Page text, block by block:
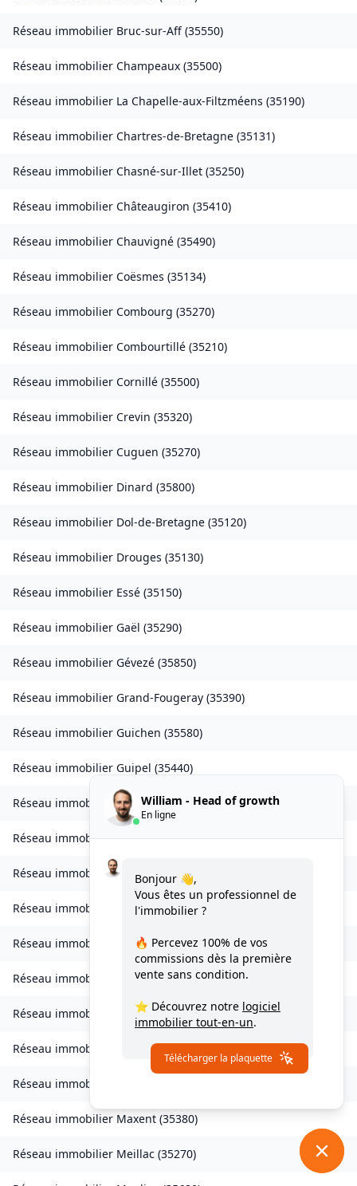
Réseau immobilier Bruc-sur-Aff (35550)
Réseau immobilier Champeaux (35500)
Réseau immobilier La Chapelle-aux-Filtzméens (35190)
Réseau immobilier Chartres-de-Bretagne (35131)
Réseau immobilier Chasné-sur-Illet (35250)
Réseau immobilier Châteaugiron (35410)
Réseau immobilier Chauvigné (35490)
Réseau immobilier Coësmes (35134)
Réseau immobilier Combourg (35270)
Réseau immobilier Combourtillé (35210)
Réseau immobilier Cornillé (35500)
Réseau immobilier Crevin (35320)
Réseau immobilier Cuguen (35270)
Réseau immobilier Dinard (35800)
Réseau immobilier Dol-de-Bretagne (35120)
Réseau immobilier Drouges (35130)
Réseau immobilier Essé (35150)
Réseau immobilier Gaël (35290)
Réseau immobilier Gévezé (35850)
Réseau immobilier Grand-Fougeray (35390)
Réseau immobilier Guichen (35580)
Réseau immobilier Guipel (35440)
Réseau immobilierL'Hermitage(35590)
Réseau immobilierLaillé(35890)
Réseau immobilierLandavran( 35450
Réseau immobilier Livré-sur-Changeon
Réseau immobilier Lohéac(35550)
Réseau immobilier Longaulnay(35190)
Réseau immobilier Loutehel(35330)
Réseau immobilier Louvigné-du-Désert
Réseau immobilier
Réseau immobilier Maxent (35380)
Réseau immobilier Meillac (35270)
William - Head of growth
En ligne
Bonjour 👋,
Vous êtes un professionnel de
l'immobilier ?
🔥 Percevez 100% de vos
commissions dès la première
vente sans condition.
⭐ Découvrez notre logiciel
immobilier tout-en-un.
Télécharger la plaquette